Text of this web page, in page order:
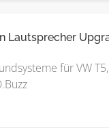
Lautsprecher
für VW